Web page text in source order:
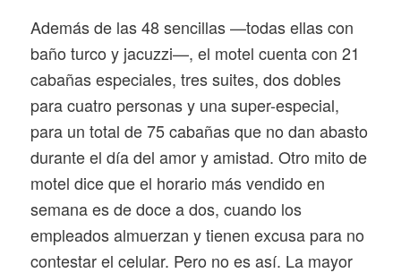
Además de las 48 sencillas —todas ellas con
baño turco y jacuzzi—, el motel cuenta con 21
cabañas especiales, tres suites, dos dobles
para cuatro personas y una super-especial,
para un total de 75 cabañas que no dan abasto
durante el día del amor y amistad. Otro mito de
motel dice que el horario más vendido en
semana es de doce a dos, cuando los
empleados almuerzan y tienen excusa para no
contestar el celular. Pero no es así. La mayor